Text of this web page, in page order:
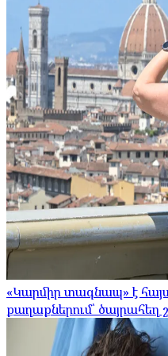
«Կարմիր տագնապ» է
քաղաքներում՝